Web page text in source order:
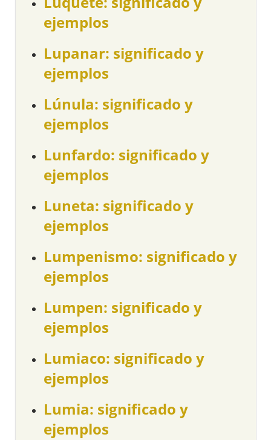
ejemplos
Lupanar: significado y
ejemplos
Lúnula: significado y
ejemplos
Lunfardo: significado y
ejemplos
Luneta: significado y
ejemplos
Lumpenismo: significado y
ejemplos
Lumpen: significado y
ejemplos
Lumiaco: significado y
ejemplos
Lumia: significado y
ejemplos